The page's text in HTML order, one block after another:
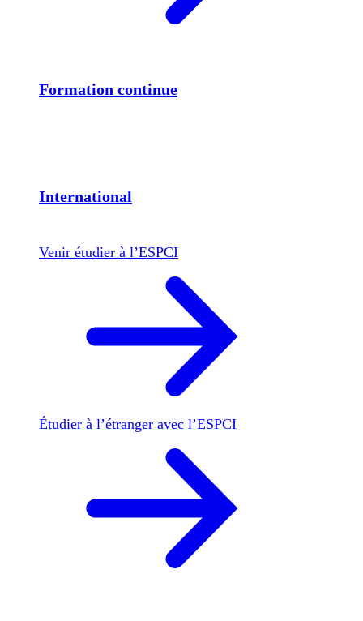
Formation continue
International
Venir étudier à l’ESPCI
Étudier à l’étranger avec l’ESPCI